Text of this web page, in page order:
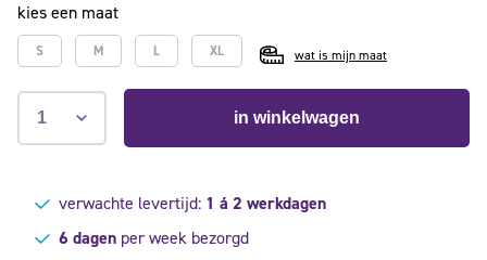
kies een maat
S M L XL wat is mijn maat
in winkelwagen
verwachte levertijd: 1 á 2 werkdagen
6 dagenper week bezorgd